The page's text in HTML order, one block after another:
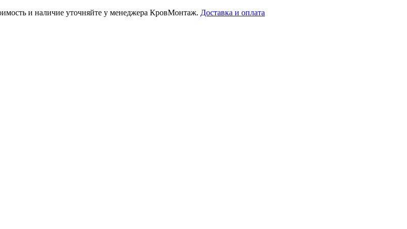
и наличие уточняйте у менеджера КровМонтаж. Доставка и оплата